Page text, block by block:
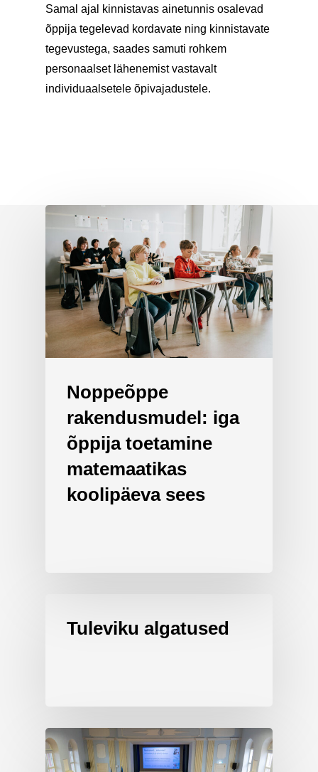
Samal ajal kinnistavas ainetunnis osalevad
õppija tegelevad kordavate ning kinnistavate
tegevustega, saades samuti rohkem
personaalset lähenemist vastavalt
individuaalsetele õpivajadustele.
Noppeõppe
rakendusmudel: iga
õppija toetamine
matemaatikas
koolipäeva sees
Tuleviku algatused